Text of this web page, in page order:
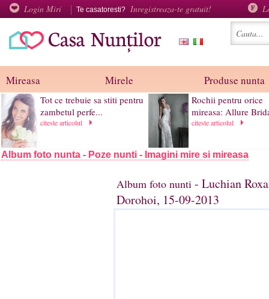
Login Miri Te casatoresti? Inregistreaza-te gratuit!
Mireasa Mirele Produse nunta
Tot ce trebuie sa stiti pentru
zambetul perfe...
citeste articolul
Rochii pentru orice
mireasa: Allure
citeste articolul
Album foto nunta - Poze nunti - Imagini mire si mireasa
Album foto nunti - Luchian
Dorohoi, 15-09-2013